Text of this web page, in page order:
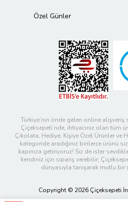
Özel Günler
Türkiye’nin önde gelen online
Çiçeksepeti’nde, ihtiyacınız olan tüm
Çikolata, Hediye, Kişiye Özel Ürünler ve
kategoride aradığınız binlerce ürünü
kapınıza getiriyoruz! Siz de ister
kendiniz için sipariş verebilir;
dünyasıyla tanışarak mutlu
Copyright © 2026 Çiçeksepeti